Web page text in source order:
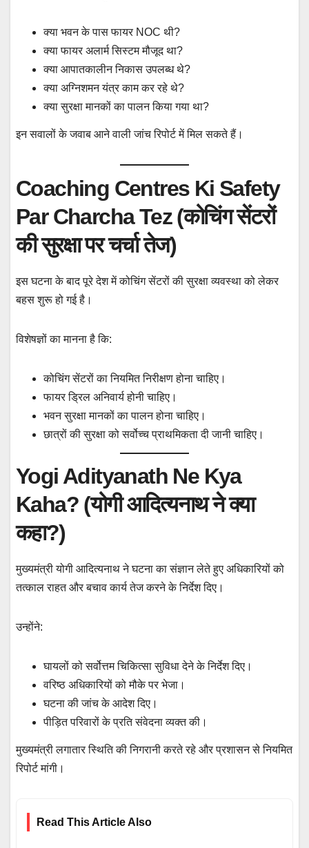
क्या भवन के पास फायर NOC थी?
क्या फायर अलार्म सिस्टम मौजूद था?
क्या आपातकालीन निकास उपलब्ध थे?
क्या अग्निशमन यंत्र काम कर रहे थे?
क्या सुरक्षा मानकों का पालन किया गया था?
इन सवालों के जवाब आने वाली जांच रिपोर्ट में मिल सकते हैं।
Coaching Centres Ki Safety
Par Charcha Tez (कोचिंग सेंटरों
की सुरक्षा पर चर्चा तेज)
इस घटना के बाद पूरे देश में कोचिंग सेंटरों की सुरक्षा व्यवस्था को लेकर
बहस शुरू हो गई है।
विशेषज्ञों का मानना है कि:
कोचिंग सेंटरों का नियमित निरीक्षण होना चाहिए।
फायर ड्रिल अनिवार्य होनी चाहिए।
भवन सुरक्षा मानकों का पालन होना चाहिए।
छात्रों की सुरक्षा को सर्वोच्च प्राथमिकता दी जानी चाहिए।
Yogi Adityanath Ne Kya
Kaha? (योगी आदित्यनाथ ने क्या
कहा?)
मुख्यमंत्री योगी आदित्यनाथ ने घटना का संज्ञान लेते हुए अधिकारियों को
तत्काल राहत और बचाव कार्य तेज करने के निर्देश दिए।
उन्होंने:
घायलों को सर्वोत्तम चिकित्सा सुविधा देने के निर्देश दिए।
वरिष्ठ अधिकारियों को मौके पर भेजा।
घटना की जांच के आदेश दिए।
पीड़ित परिवारों के प्रति संवेदना व्यक्त की।
मुख्यमंत्री लगातार स्थिति की निगरानी करते रहे और प्रशासन से नियमित
रिपोर्ट मांगी।
Read This Article Also